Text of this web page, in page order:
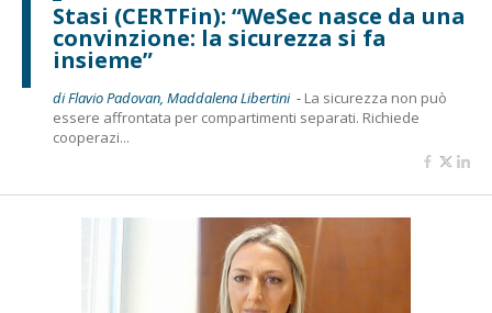
Stasi (CERTFin): “WeSec nasce da una
convinzione: la sicurezza si fa
insieme”
di Flavio Padovan, Maddalena Libertini - La sicurezza non può
essere affrontata per compartimenti separati. Richiede
cooperazi...